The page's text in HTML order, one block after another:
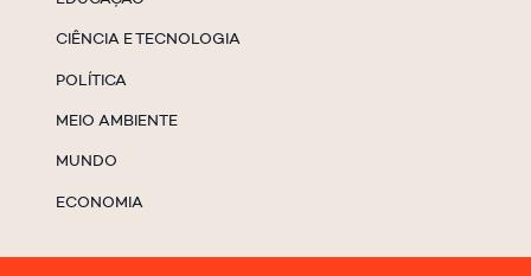
CIÊNCIA E TECNOLOGIA
POLÍTICA
MEIO AMBIENTE
MUNDO
ECONOMIA